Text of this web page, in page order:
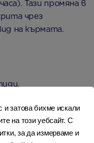
Тази промяна в
чрез
на кърмата.
клетки
за защитата
и затова бихме искали
на този уебсайт. С
за да измерваме и